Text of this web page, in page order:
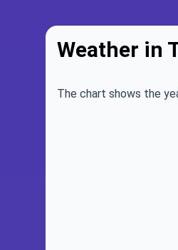
Weather in
The chart shows the